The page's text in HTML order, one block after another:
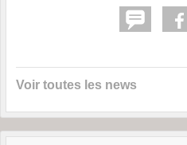
Voir toutes les news